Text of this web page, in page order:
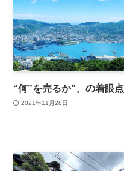
“何”を売るか”、の着眼点
2021年11月28日